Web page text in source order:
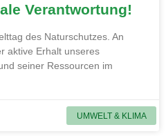
UMWELT & KLIMA
Verantwortung!
des Naturschutzes. An
aktive Erhalt unseres
seiner Ressourcen im